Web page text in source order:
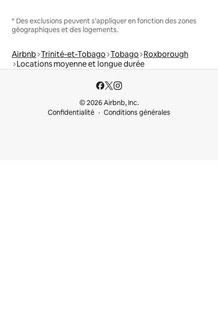
* Des exclusions peuvent s'appliquer en fonction des zones
géographiques et des logements.
Airbnb Trinité-et-Tobago Tobago Roxborough
Locations moyenne et longue durée
© 2026 Airbnb, Inc.
Confidentialité
Conditions générales